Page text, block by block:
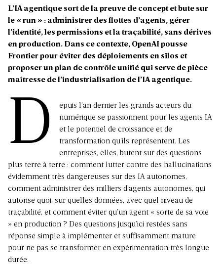
L’IA agentique sort de la preuve de concept et bute sur
le « run » : administrer des flottes d’agents, gérer
l’identité, les permissions et la traçabilité, sans dérives
en production. Dans ce contexte, OpenAI pousse
Frontier pour éviter des déploiements en silos et
proposer un plan de contrôle unifié qui serve de pièce
maîtresse de l’industrialisation de l’IA agentique.
D
epuis l’an dernier les grands acteurs du
numérique se passionnent pour les agents IA
et le potentiel de croissance et de
transformation qu’ils représentent. Les
entreprises, elles, butent sur des questions
plus terre à terre : comment lutter contre des hallucinations
évidemment très dangereuses sur des IA autonomes,
comment administrer des milliers d’agents autonomes, qui
autorise quoi, sur quelles données, avec quel niveau de
traçabilité, et comment éviter qu’un agent « sorte de sa voie
» en production ? Des questions jusqu’ici restées sans
réponse simple à implémenter et suffisamment mature
pour ne pas se transformer en expérimentation très longue
durée.